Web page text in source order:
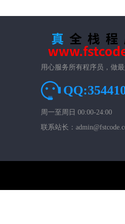
用心服务所有程序员，做
周一至周日 00:00-24:00
联系站长：